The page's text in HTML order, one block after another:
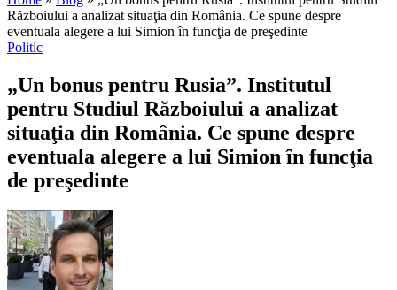
Războiului a analizat situaţia din România. Ce spune despre
eventuala alegere a lui Simion în funcţia de preşedinte
Politic
„Un bonus pentru Rusia”. Institutul
pentru Studiul Războiului a analizat
situaţia din România. Ce spune despre
eventuala alegere a lui Simion în funcţia
de preşedinte